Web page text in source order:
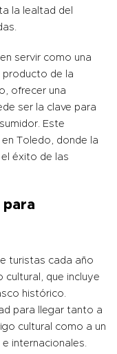
la lealtad del
servir como una
producto de la
ofrecer una
ser la clave para
Este
Toledo, donde la
éxito de las
para
turistas cada año
cultural, que incluye
histórico.
para llegar tanto a
cultural como a un
internacionales.